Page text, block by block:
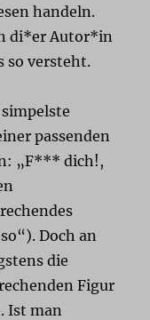
handeln.
di*er Autor*in
so versteht.
passenden
„F*** dich!,
Doch an
die
Figur
Ist man